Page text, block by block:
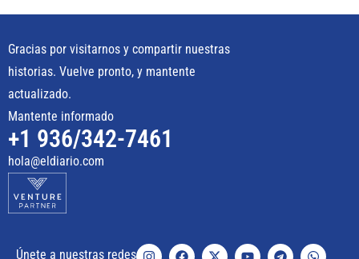
Gracias por visitarnos y compartir nuestras
historias. Vuelve pronto, y mantente
actualizado.
Mantente informado
+1 936/342-7461
hola@eldiario.com
Únete a nuestras redes